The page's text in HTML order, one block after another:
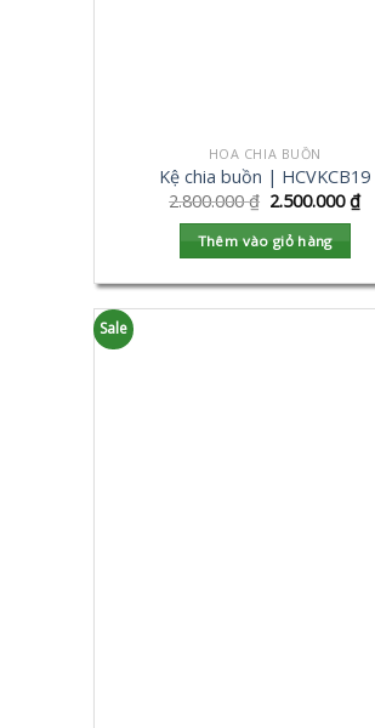
HOA CHIA BUỒN
Kệ chia buồn | HCVKCB19
2.800.000₫ 2.500.000₫
Thêm vào giỏ hàng
Sale